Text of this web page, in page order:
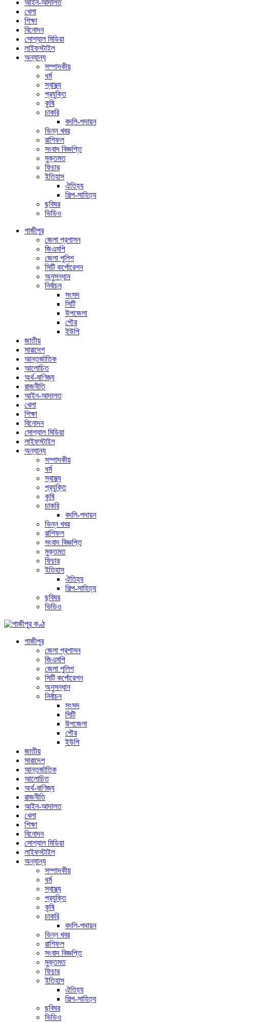
আইন-আদালত
খেলা
শিক্ষা
বিনোদন
সোশ্যাল মিডিয়া
লাইফস্টাইল
অন্যান্য
সম্পাদকীয়
ধর্ম
স্বাস্থ্য
প্রযুক্তি
কৃষি
চাকরি
বদলি-পদায়ন
ভিন্ন খবর
রাশিফল
সংবাদ বিজ্ঞপ্তি
মুক্তমত
ফিচার
ইতিহাস
ঐতিহ্য
শিল্প-সাহিত্য
ছবিঘর
ভিডিও
গাজীপুর
জেলা প্রশাসন
জিএমপি
জেলা পুলিশ
সিটি কর্পোরেশন
অনুসন্ধান
নির্বাচন
সংসদ
সিটি
উপজেলা
পৌর
ইউপি
জাতীয়
সারাদেশ
আন্তর্জাতিক
আলোচিত
অর্থ-বাণিজ্য
রাজনীতি
আইন-আদালত
খেলা
শিক্ষা
বিনোদন
সোশ্যাল মিডিয়া
লাইফস্টাইল
অন্যান্য
সম্পাদকীয়
ধর্ম
স্বাস্থ্য
প্রযুক্তি
কৃষি
চাকরি
বদলি-পদায়ন
ভিন্ন খবর
রাশিফল
সংবাদ বিজ্ঞপ্তি
মুক্তমত
ফিচার
ইতিহাস
ঐতিহ্য
শিল্প-সাহিত্য
ছবিঘর
ভিডিও
গাজীপুর
জেলা প্রশাসন
জিএমপি
জেলা পুলিশ
সিটি কর্পোরেশন
অনুসন্ধান
নির্বাচন
সংসদ
সিটি
উপজেলা
পৌর
ইউপি
জাতীয়
সারাদেশ
আন্তর্জাতিক
আলোচিত
অর্থ-বাণিজ্য
রাজনীতি
আইন-আদালত
খেলা
শিক্ষা
বিনোদন
সোশ্যাল মিডিয়া
লাইফস্টাইল
অন্যান্য
সম্পাদকীয়
ধর্ম
স্বাস্থ্য
প্রযুক্তি
কৃষি
চাকরি
বদলি-পদায়ন
ভিন্ন খবর
রাশিফল
সংবাদ বিজ্ঞপ্তি
মুক্তমত
ফিচার
ইতিহাস
ঐতিহ্য
শিল্প-সাহিত্য
ছবিঘর
ভিডিও